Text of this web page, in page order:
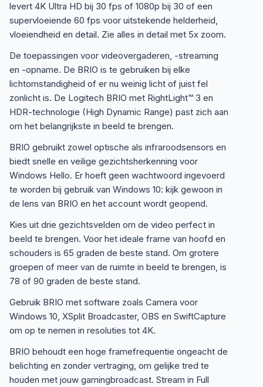
levert 4K Ultra HD bij 30 fps of 1080p bij 30 of een
supervloeiende 60 fps voor uitstekende helderheid,
vloeiendheid en detail. Zie alles in detail met 5x zoom.
De toepassingen voor videovergaderen, -streaming
en -opname. De BRIO is te gebruiken bij elke
lichtomstandigheid of er nu weinig licht of juist fel
zonlicht is. De Logitech BRIO met RightLight™ 3 en
HDR-technologie (High Dynamic Range) past zich aan
om het belangrijkste in beeld te brengen.
BRIO gebruikt zowel optische als infraroodsensors en
biedt snelle en veilige gezichtsherkenning voor
Windows Hello. Er hoeft geen wachtwoord ingevoerd
te worden bij gebruik van Windows 10: kijk gewoon in
de lens van BRIO en het account wordt geopend.
Kies uit drie gezichtsvelden om de video perfect in
beeld te brengen. Voor het ideale frame van hoofd en
schouders is 65 graden de beste stand. Om grotere
groepen of meer van de ruimte in beeld te brengen, is
78 of 90 graden de beste stand.
Gebruik BRIO met software zoals Camera voor
Windows 10, XSplit Broadcaster, OBS en SwiftCapture
om op te nemen in resoluties tot 4K.
BRIO behoudt een hoge framefrequentie ongeacht de
belichting en zonder vertraging, om gelijke tred te
houden met jouw gamingbroadcast. Stream in Full